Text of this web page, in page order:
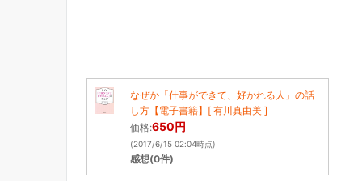
なぜか「仕事ができて、好かれる人」の話
し方【電子書籍】[ 有川真由美 ]
価格:650円
(2017/6/15 02:04時点)
感想(0件)